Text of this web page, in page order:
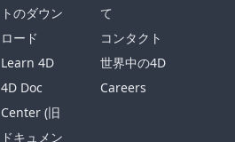
トのダウン
ロード
Learn 4D
4D Doc
Center (旧
ドキュメン
て
コンタクト
世界中の4D
Careers